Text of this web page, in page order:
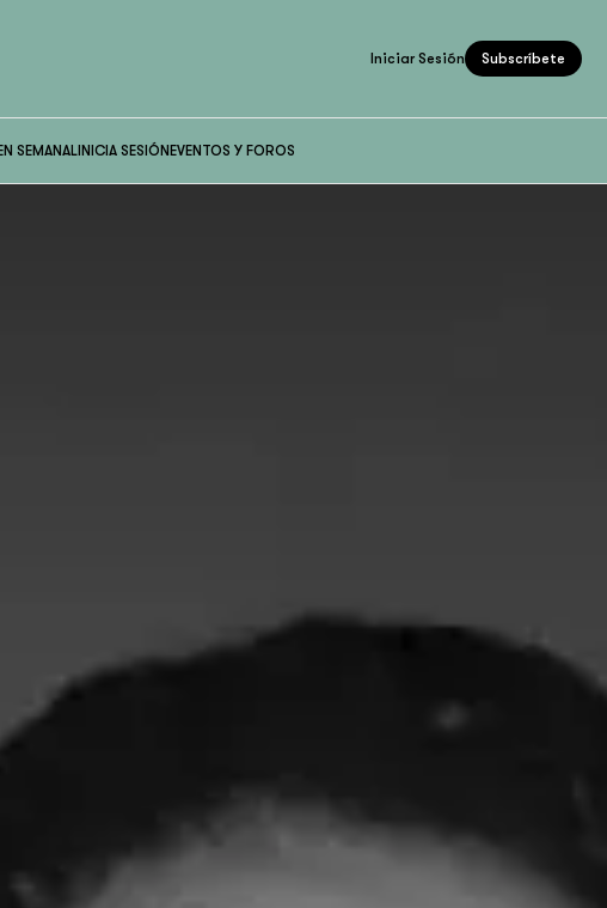
SEMANALINICIA SESIÓNEVENTOS Y FOROS
Iniciar Sesión Subscríbete